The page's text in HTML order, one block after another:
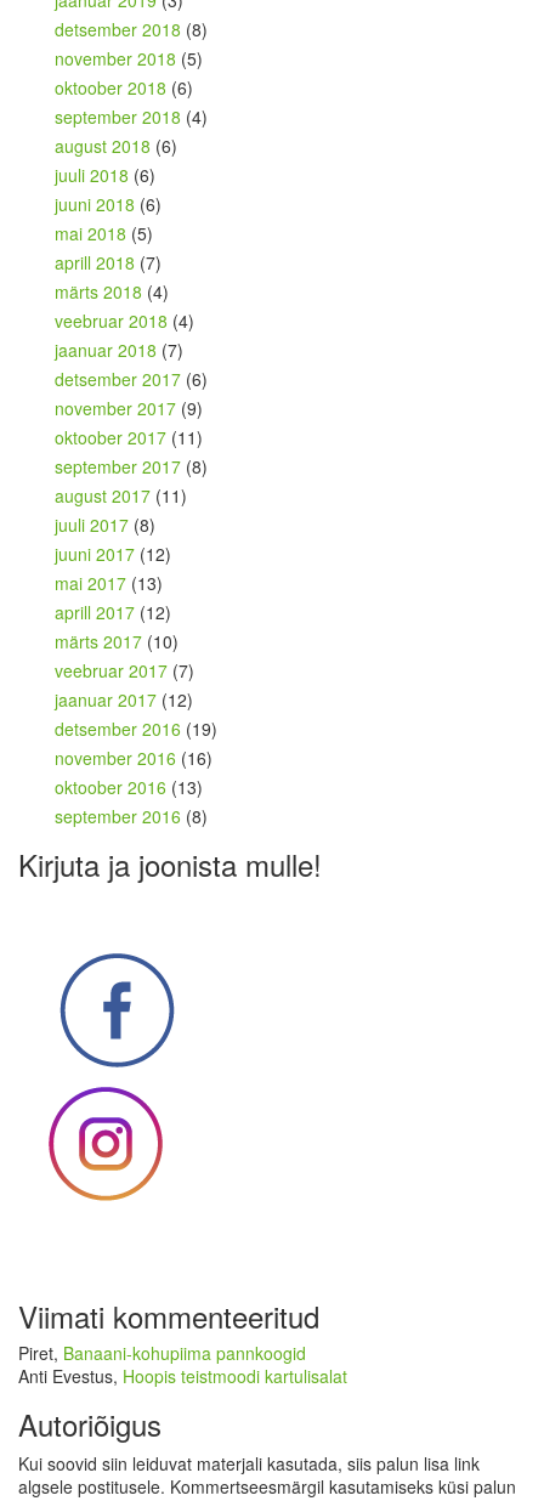
detsember 2018 (8)
november 2018 (5)
oktoober 2018 (6)
september 2018 (4)
august 2018 (6)
juuli 2018 (6)
juuni 2018 (6)
mai 2018 (5)
aprill 2018 (7)
märts 2018 (4)
veebruar 2018 (4)
jaanuar 2018 (7)
detsember 2017 (6)
november 2017 (9)
oktoober 2017 (11)
september 2017 (8)
august 2017 (11)
juuli 2017 (8)
juuni 2017 (12)
mai 2017 (13)
aprill 2017 (12)
märts 2017 (10)
veebruar 2017 (7)
jaanuar 2017 (12)
detsember 2016 (19)
november 2016 (16)
oktoober 2016 (13)
september 2016 (8)
Kirjuta ja joonista mulle!
Viimati kommenteeritud
Piret, Banaani-kohupiima pannkoogid
Anti Evestus, Hoopis teistmoodi kartulisalat
Autoriõigus
Kui soovid siin leiduvat materjali kasutada, siis palun lisa link
algsele postitusele. Kommertseesmärgil kasutamiseks küsi palun